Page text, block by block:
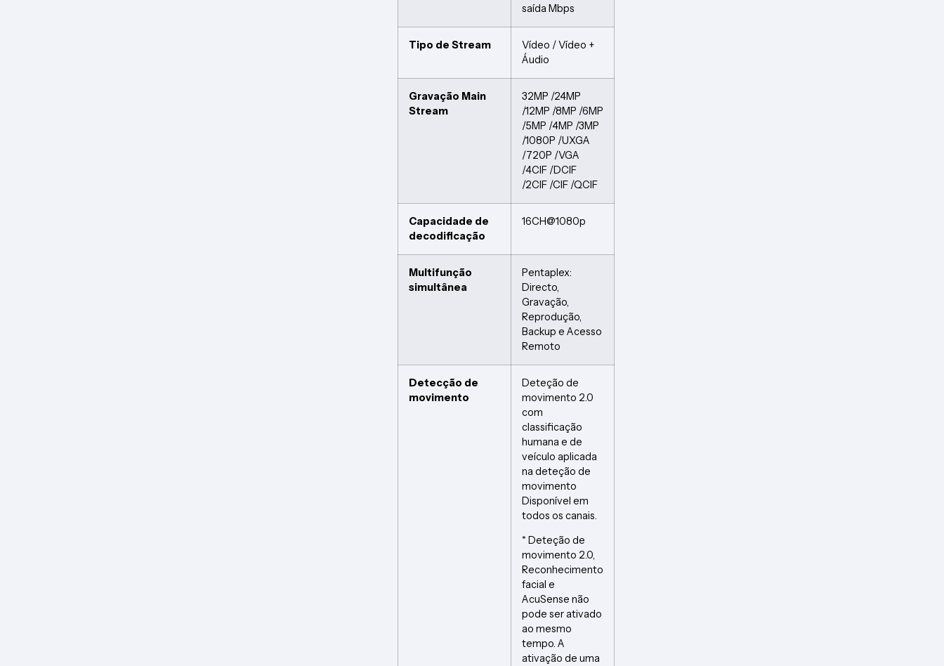
saída Mbps
Tipo de Stream
Vídeo / Vídeo +
Áudio
Gravação Main
Stream
32MP /24MP
/12MP /8MP /6MP
/5MP /4MP /3MP
/1080P /UXGA
/720P /VGA
/4CIF /DCIF
/2CIF /CIF /QCIF
Capacidade de
decodificação
16CH@1080p
Multifunção
simultânea
Pentaplex:
Directo,
Gravação,
Reprodução,
Backup e Acesso
Remoto
Detecção de
movimento
Deteção de
movimento 2.0
com
classificação
humana e de
veículo aplicada
na deteção de
movimento
Disponível em
todos os canais.
* Deteção de
movimento 2.0,
Reconhecimento
facial e
AcuSense não
pode ser ativado
ao mesmo
tempo. A
ativação de uma